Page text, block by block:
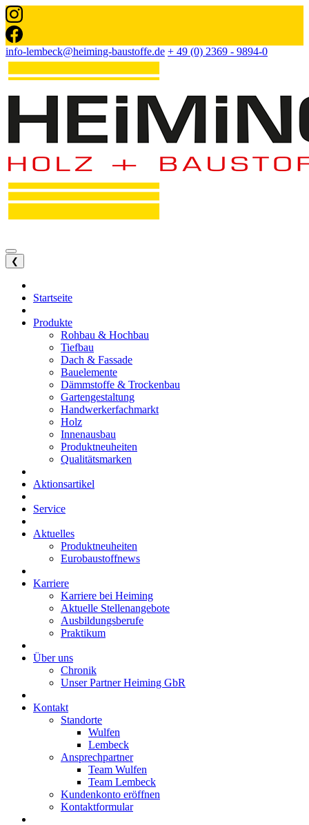
info-lembeck@heiming-baustoffe.de + 49 (0) 2369 - 9894-0
❮
Startseite
Produkte
Rohbau & Hochbau
Tiefbau
Dach & Fassade
Bauelemente
Dämmstoffe & Trockenbau
Gartengestaltung
Handwerkerfachmarkt
Holz
Innenausbau
Produktneuheiten
Qualitätsmarken
Aktionsartikel
Service
Aktuelles
Produktneuheiten
Eurobaustoffnews
Karriere
Karriere bei Heiming
Aktuelle Stellenangebote
Ausbildungsberufe
Praktikum
Über uns
Chronik
Unser Partner Heiming GbR
Kontakt
Standorte
Wulfen
Lembeck
Ansprechpartner
Team Wulfen
Team Lembeck
Kundenkonto eröffnen
Kontaktformular